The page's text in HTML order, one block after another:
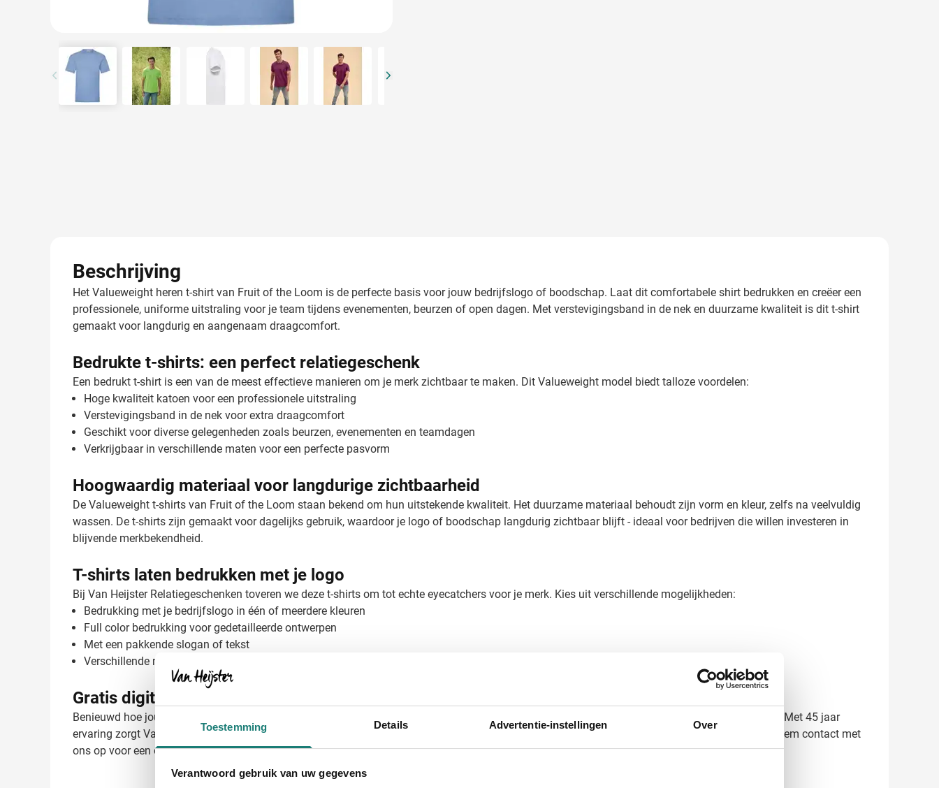
Toestemming Details Advertentie-instellingen Over
Verantwoord gebruik van uw gegevens
View larger imageView larger imageView larger imageView larger imageView larger image
Beschrijving
Het Valueweight heren t-shirt van Fruit of the Loom is de perfecte basis voor jouw bedrijfslogo of boodschap. Laat dit comfortabele shirt bedrukken en creëer een
professionele, uniforme uitstraling voor je team tijdens evenementen, beurzen of open dagen. Met verstevigingsband in de nek en duurzame kwaliteit is dit t-shirt
gemaakt voor langdurig en aangenaam draagcomfort.
Bedrukte t-shirts: een perfect relatiegeschenk
Een bedrukt t-shirt is een van de meest effectieve manieren om je merk zichtbaar te maken. Dit Valueweight model biedt talloze voordelen:
Hoge kwaliteit katoen voor een professionele uitstraling
Verstevigingsband in de nek voor extra draagcomfort
Geschikt voor diverse gelegenheden zoals beurzen, evenementen en teamdagen
Verkrijgbaar in verschillende maten voor een perfecte pasvorm
Hoogwaardig materiaal voor langdurige zichtbaarheid
De Valueweight t-shirts van Fruit of the Loom staan bekend om hun uitstekende kwaliteit. Het duurzame materiaal behoudt zijn vorm en kleur, zelfs na veelvuldig
wassen. De t-shirts zijn gemaakt voor dagelijks gebruik, waardoor je logo of boodschap langdurig zichtbaar blijft - ideaal voor bedrijven die willen investeren in
blijvende merkbekendheid.
T-shirts laten bedrukken met je logo
Bij Van Heijster Relatiegeschenken toveren we deze t-shirts om tot echte eyecatchers voor je merk. Kies uit verschillende mogelijkheden:
Bedrukking met je bedrijfslogo in één of meerdere kleuren
Full color bedrukking voor gedetailleerde ontwerpen
Met een pakkende slogan of tekst
Verschillende namen of functies voor personalisatie per teamlid
Gratis digitaal voorbeeld van je bedrukte t-shirts
Benieuwd hoe jouw ontwerp eruitziet op deze Valueweight t-shirts? Vraag een gratis digitaal voorbeeld aan en zie het resultaat voordat je bestelt. Met 45 jaar
ervaring zorgt Van Heijster voor een perfect resultaat. Bestel vandaag nog en ontvang je professioneel bedrukte t-shirts binnen 5-7 werkdagen. Neem contact met
ons op voor een offerte op maat of voor meer informatie over grootschalige bestellingen met verschillende maten en designs.